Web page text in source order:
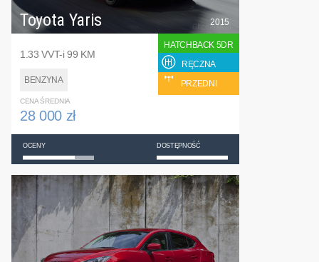
Toyota Yaris
1.33 VVT-i 99 KM
BENZYNA
2015
HATCHBACK 5DR
RĘCZNA
PRZEDNI
CENA ŚREDNIA
28 000 zł
OCENY DOSTĘPNOŚĆ